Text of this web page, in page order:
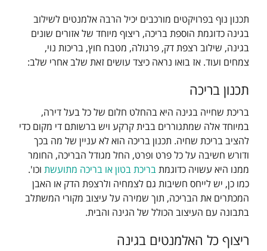
תכנון נוף בפרויקטים מורכבים יכיל הרבה אלמנטים לשילוב
בגינה כדוגמת הוספת בריכה, ריצוף מיוחד של אזורים שונים
בגינה, שילוב רצפת דק, פרגולה, מטבח חוץ, בריכות נוי,
צמחים ועוד. אז בואו נראה כיצד עושים זאת שלב אחרי שלב:
תכנון בריכה
בריכת שחייה בגינה היא בהחלט חלום של כל בעל דירה,
במיוחד אלה שמתגוררים בבית קרקע ויש ברשותם די מקום כדי
להציב בריכת שחיה. תכנון בריכה הוא לא עניין של מה בכך
ודורש חשיבה על כל פרט ופרט, החל מגודל הבריכה, החומר
ממנו היא עשויה כדוגמתבריכת בטון או בריכה מתועשת וכו'.
כמו כן, יש לייחס חשיבות גם לצמחיה ולרצפת הדק או האבן
המכתרים את הבריכה, תוך שמירה על עיצוב מקורי המשתלב
בתבונה עם העיצוב הכולל של הגינה והבית.
ריצוף כל האלמנטים בגינה